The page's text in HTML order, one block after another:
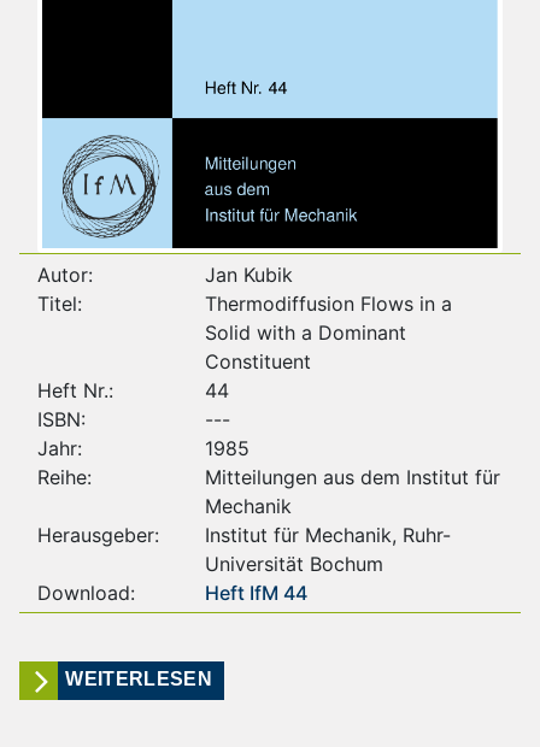
Autor:
Jan Kubik
Titel:
Thermodiffusion Flows in a
Solid with a Dominant
Constituent
Heft Nr.:
44
ISBN:
---
Jahr:
1985
Reihe:
Mitteilungen aus dem Institut für
Mechanik
Herausgeber:
Institut für Mechanik, Ruhr-
Universität Bochum
Download:
Heft IfM 44
WEITERLESEN